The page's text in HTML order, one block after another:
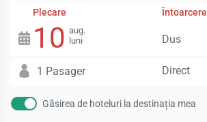
Plecare
10 aug.
luni
Întoarcere
Dus
1 Pasager Direct
Găsirea de hoteluri la destinația mea